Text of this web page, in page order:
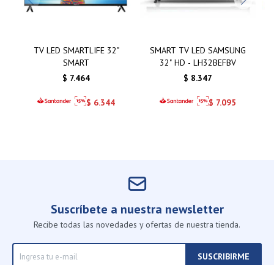
TV LED SMARTLIFE 32"
SMART
$ 7.464
$ 6.344
SMART TV LED SAMSUNG
32" HD - LH32BEFBV
$ 8.347
$ 7.095
Suscríbete a nuestra newsletter
Recibe todas las novedades y ofertas de nuestra tienda.
SUSCRIBIRME